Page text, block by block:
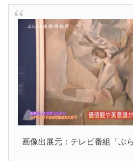
画像出展元：テレビ番組「ぶ